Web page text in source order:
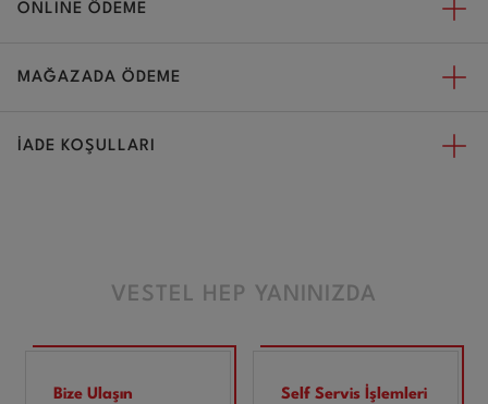
ONLINE ÖDEME
MAĞAZADA ÖDEME
İADE KOŞULLARI
VESTEL HEP YANINIZDA
Bize Ulaşın Self Servis İşlemleri